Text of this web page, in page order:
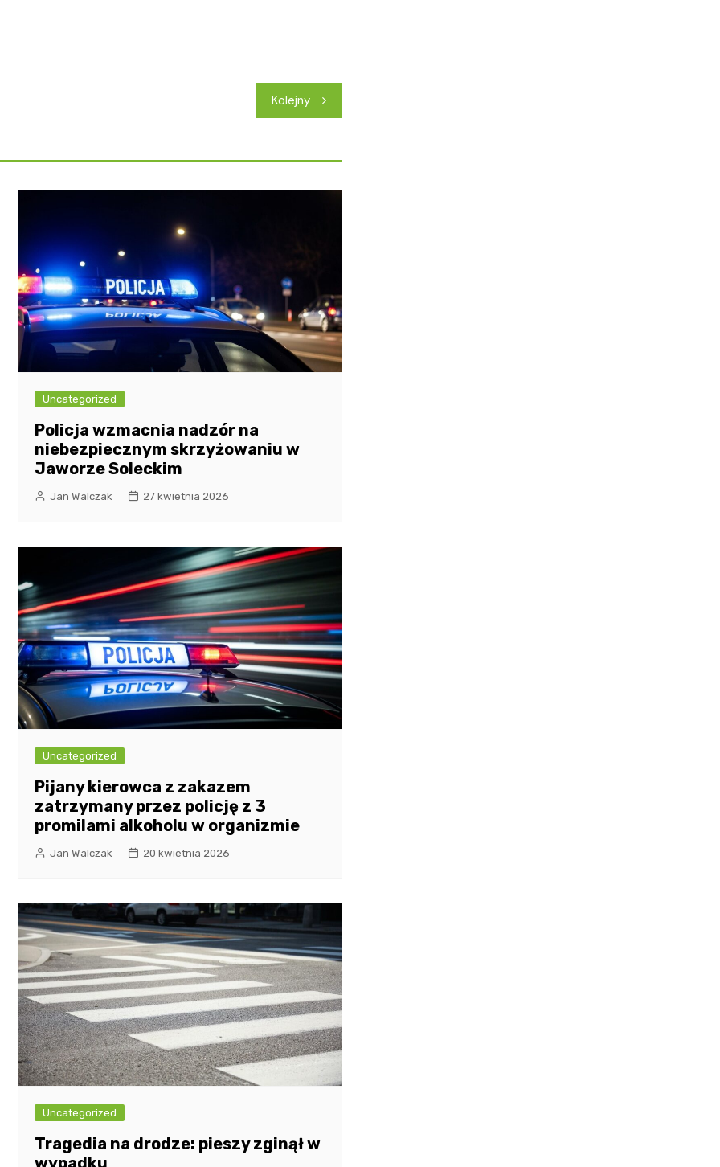
Kolejny
Uncategorized
Policja wzmacnia nadzór na
niebezpiecznym skrzyżowaniu w
Jaworze Soleckim
Jan Walczak 27 kwietnia 2026
Uncategorized
Pijany kierowca z zakazem
zatrzymany przez policję z 3
promilami alkoholu w organizmie
Jan Walczak 20 kwietnia 2026
Uncategorized
Tragedia na drodze: pieszy zginął w
wypadku